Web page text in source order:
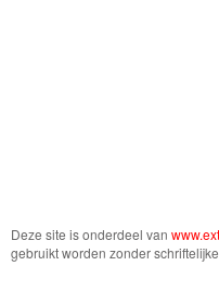
Deze site is onderdeel van
gebruikt worden zonder